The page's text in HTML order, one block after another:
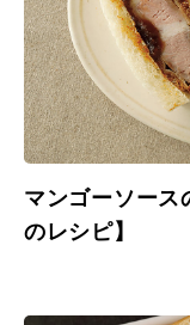
マンゴーソース
のレシピ】